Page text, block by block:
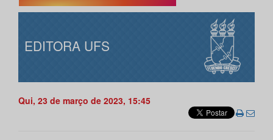
EDITORA UFS
Qui, 23 de março de 2023, 15:45